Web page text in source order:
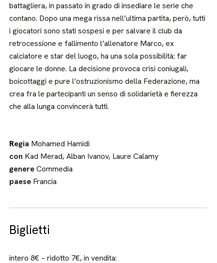
battagliera, in passato in grado di insediare le serie che
contano. Dopo una mega rissa nell’ultima partita, però, tutti
i giocatori sono stati sospesi e per salvare il club da
retrocessione e fallimento l’allenatore Marco, ex
calciatore e star del luogo, ha una sola possibilità: far
giocare le donne. La decisione provoca crisi coniugali,
boicottaggi e pure l’ostruzionismo della Federazione, ma
crea fra le partecipanti un senso di solidarietà e fierezza
che alla lunga convincerà tutti.
Regia Mohamed Hamidi
con Kad Merad, Alban Ivanov, Laure Calamy
genereCommedia
paese Francia
Biglietti
intero 8€ – ridotto 7€, in vendita: